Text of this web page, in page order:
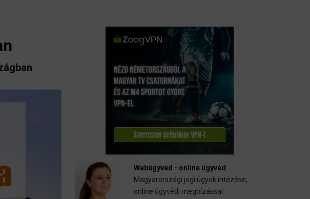
Webügyvéd - online ügyvéd
Magyarországi jogi ügyek intézése,
online ügyvédi megbízással